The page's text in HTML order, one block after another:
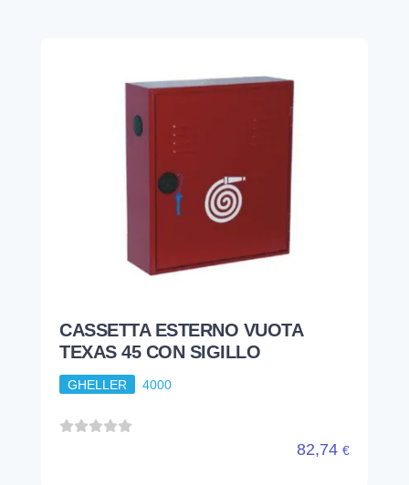
CASSETTA ESTERNO VUOTA
TEXAS 45 CON SIGILLO
GHELLER 4000
82,74 €